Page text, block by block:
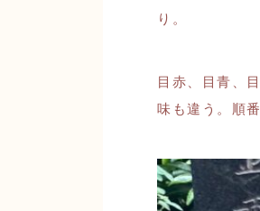
り。
目赤、目青、
味も違う。順